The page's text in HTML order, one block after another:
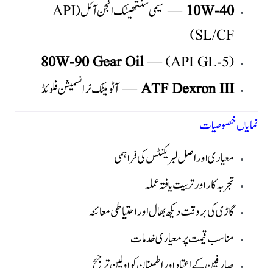
10W-40
— سیمی سنتھیٹک انجن آئل (API
SL/CF)
80W-90 Gear Oil— (API GL-5)
ATF Dexron III— آٹومیٹک ٹرانسمیشن فلوئڈ
نمایاں خصوصیات
معیاری اور اصل لبریکنٹس کی فراہمی
تجربہ کار اور تربیت یافتہ عملہ
گاڑی کی بروقت دیکھ بھال اور احتیاطی معائنہ
مناسب قیمت پر معیاری خدمات